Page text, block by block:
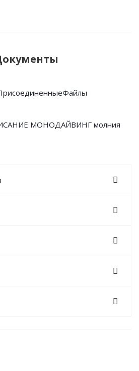
МОНОДАЙВИНГ молния